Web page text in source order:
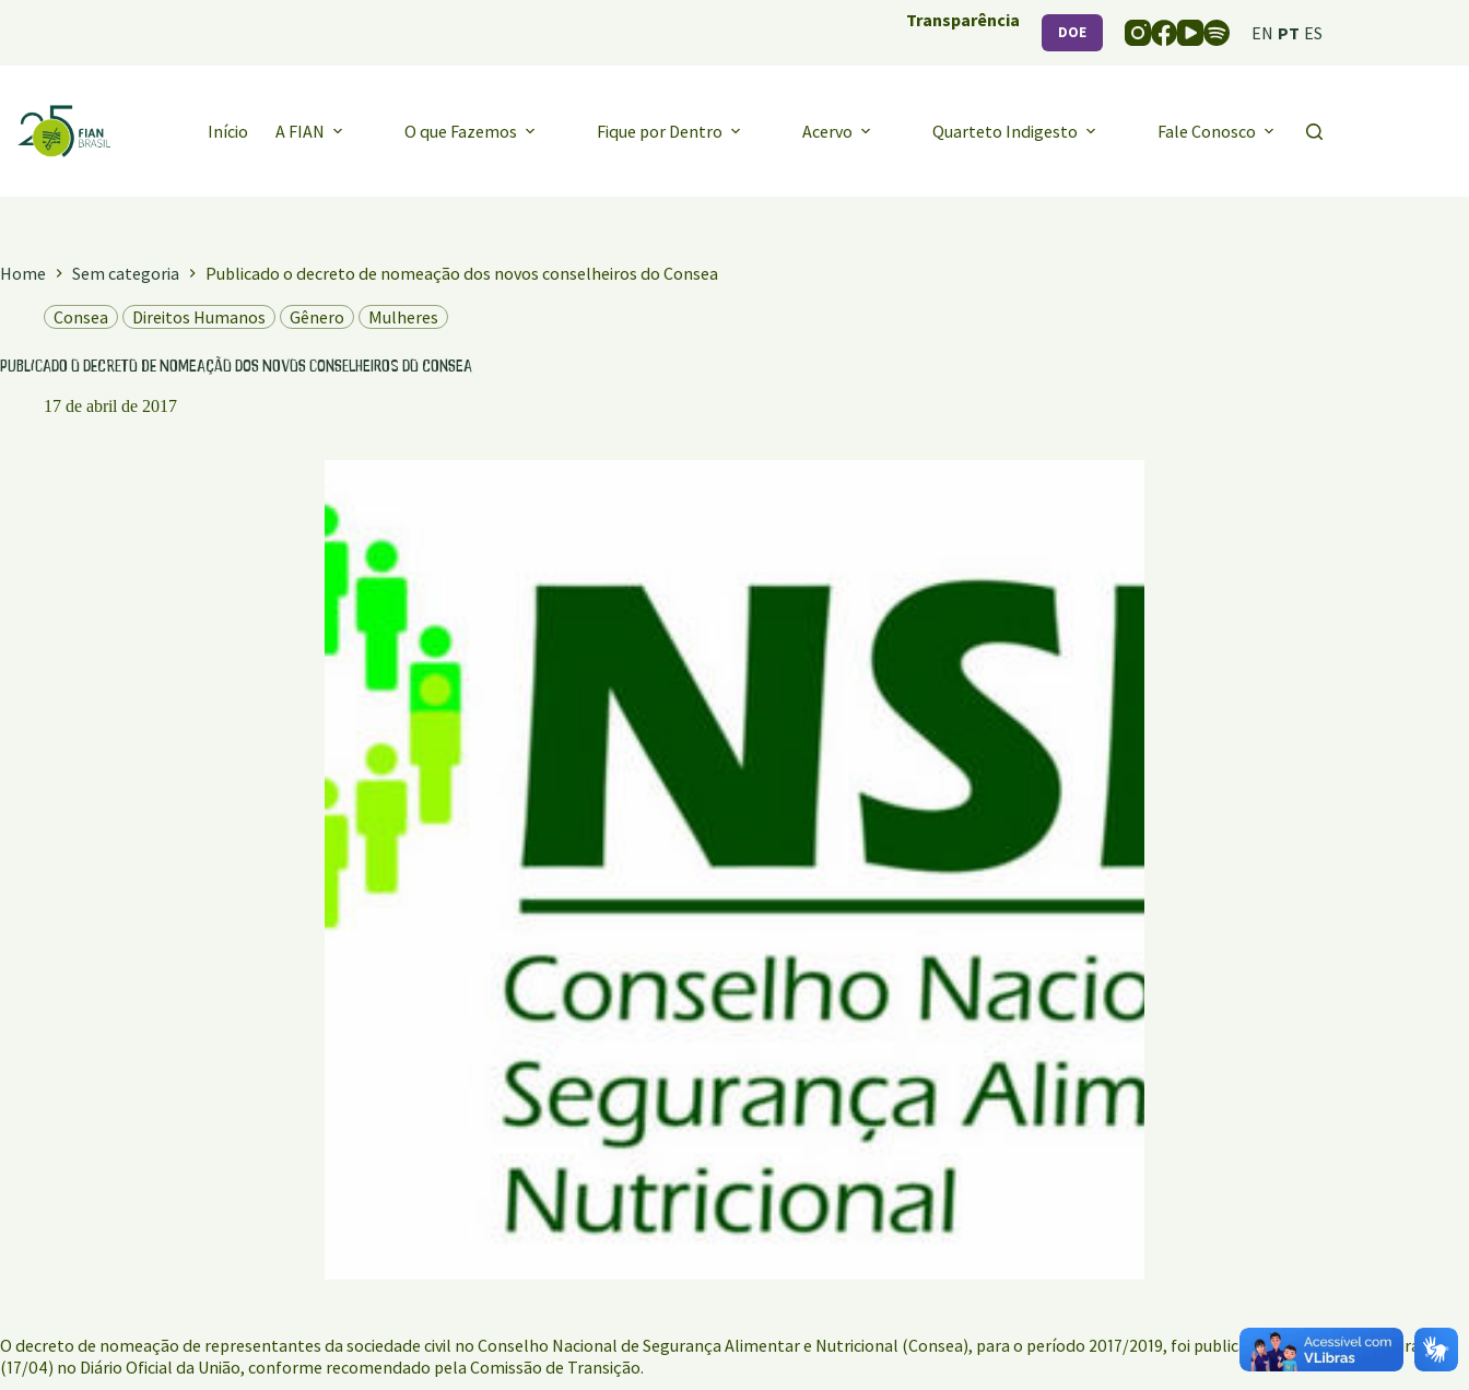
Transparência
DOE EN PT ES
Início A FIAN O que Fazemos Fique por Dentro Acervo Quarteto Indigesto Fale Conosco
Home Sem categoria
Publicado o decreto de nomeação dos novos conselheiros do Consea
Consea
Direitos Humanos Gênero Mulheres
Publicado o decreto de nomeação dos novos conselheiros do Consea
17 de abril de 2017
O decreto de nomeação de representantes da sociedade civil no Conselho Nacional de Segurança Alimentar e Nutricional (Consea), para o período 2017/2019, foi publicado nesta segunda-feira
(17/04) no Diário Oficial da União, conforme recomendado pela Comissão de Transição.